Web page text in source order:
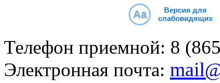
Aa
Версия для
слабовидящих
Телефон приемной: 8
Электронная почта: